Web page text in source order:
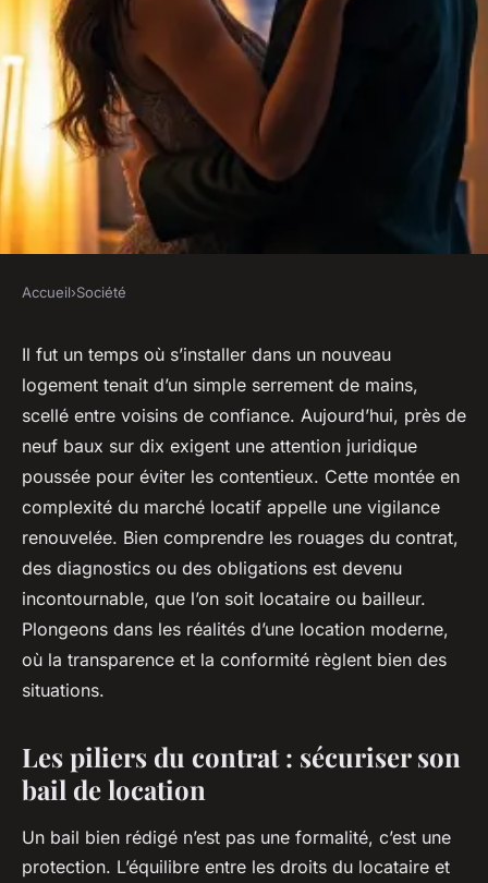
Réussir son bail : astuces pour
exceller en location
immobilière
Orion•07/04/2026 14:09•12 min de lecture
Accueil›Société
Il fut un temps où s’installer dans un nouveau
logement tenait d’un simple serrement de mains,
scellé entre voisins de confiance. Aujourd’hui, près de
neuf baux sur dix exigent une attention juridique
poussée pour éviter les contentieux. Cette montée en
complexité du marché locatif appelle une vigilance
renouvelée. Bien comprendre les rouages du contrat,
des diagnostics ou des obligations est devenu
incontournable, que l’on soit locataire ou bailleur.
Plongeons dans les réalités d’une location moderne,
où la transparence et la conformité règlent bien des
situations.
Les piliers du contrat : sécuriser son
bail de location
Un bail bien rédigé n’est pas une formalité, c’est une
protection. L’équilibre entre les droits du locataire et